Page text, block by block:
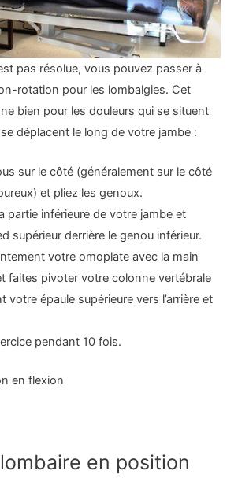
pas résolue, vous pouvez passer à
rotation pour les lombalgies. Cet
bien pour les douleurs qui se situent
déplacent le long de votre jambe :
sur le côté (généralement sur le côté
et pliez les genoux.
partie inférieure de votre jambe et
supérieur derrière le genou inférieur.
votre omoplate avec la main
faites pivoter votre colonne vertébrale
votre épaule supérieure vers l’arrière et
pendant 10 fois.
en flexion
en position